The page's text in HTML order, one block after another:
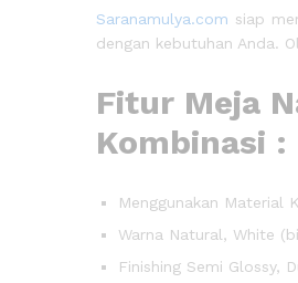
Saranamulya.com siap
dengan kebutuhan Anda.
Fitur Meja
Kombinasi :
Menggunakan Material
Warna Natural, White
Finishing Semi Glossy,